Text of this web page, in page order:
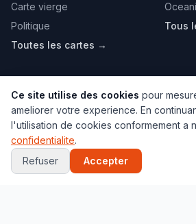
Carte vierge
Politique
Toutes les cartes →
Tous
VILLES
Paris
New York
Tokyo
Londres
JEUX
Globe
Quiz
Ce site utilise des cookies pour
ameliorer votre experience. En
l'utilisation de cookies conformement a
confidentialite.
Refuser
Accepter